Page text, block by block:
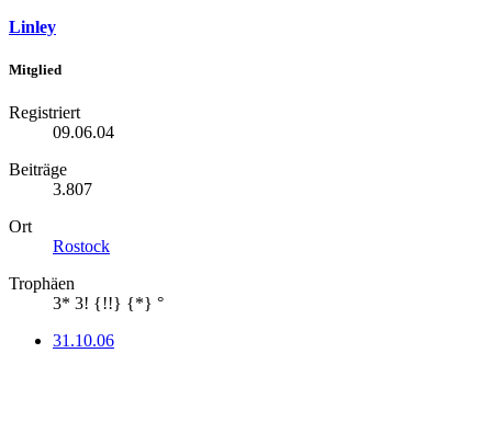
Linley
Mitglied
Registriert
09.06.04
Beiträge
3.807
Ort
Rostock
Trophäen
3* 3! {!!} {*} °
31.10.06